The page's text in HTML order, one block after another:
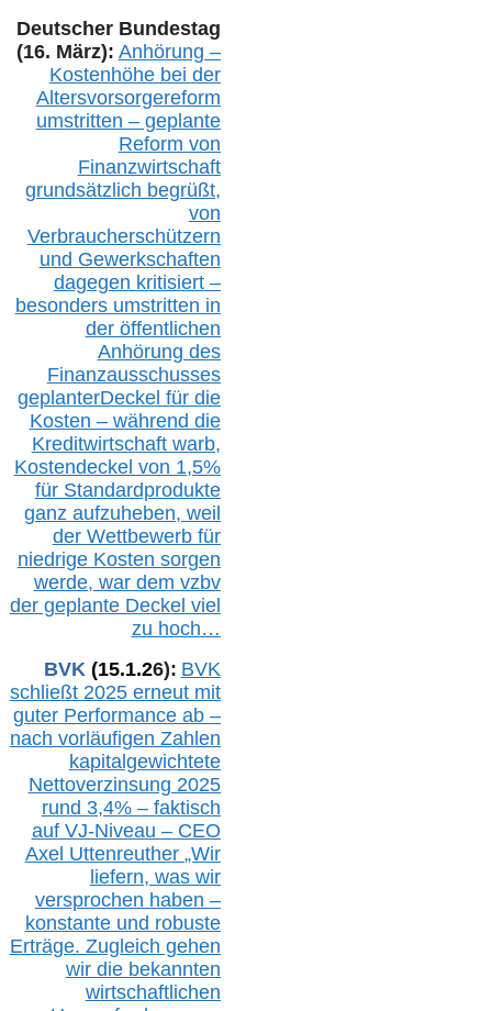
Deutscher Bundestag
(16. März): Anhörung –
Kostenhöhe bei der
Altersvorsorgereform
umstritten – geplante
Reform von
Finanzwirtschaft
grundsätzlich begrüßt,
von
Verbraucherschützern
und Gewerkschaften
dagegen kritisiert –
besonders umstritten in
der öffentlichen
Anhörung des
Finanzausschusses
geplanterDeckel für die
Kosten – während die
Kreditwirtschaft warb,
Kostendeckel von 1,5%
für Standardprodukte
ganz aufzuheben, weil
der Wettbewerb für
niedrige Kosten sorgen
werde, war dem vzbv
der geplante Deckel viel
zu hoch…
BVK (15.1.26): BVK
schließt 2025 erneut mit
guter Performance ab –
nach vorläufigen Zahlen
kapitalgewichtete
Nettoverzinsung 2025
rund 3,4% – faktisch
auf VJ-Niveau – CEO
Axel Uttenreuther „Wir
liefern, was wir
versprochen haben –
konstante und robuste
Erträge. Zugleich gehen
wir die bekannten
wirtschaftlichen